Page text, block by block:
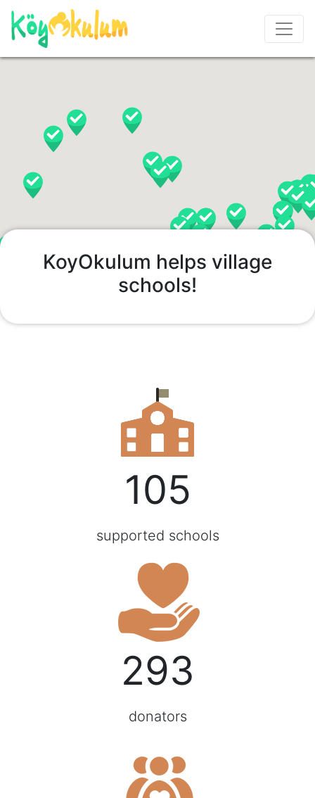
KoyOkulum helps village
schools!
105
supported schools
293
donators